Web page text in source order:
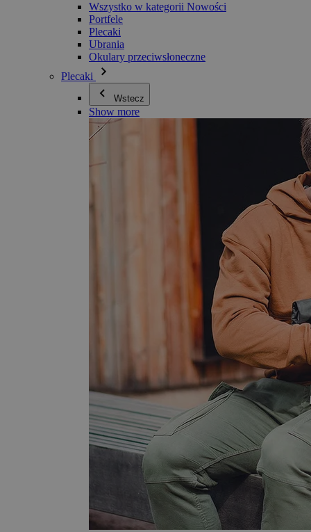
Wszystko w kategorii Nowości
Portfele
Plecaki
Ubrania
Okulary przeciwsłoneczne
Plecaki
Wstecz
Show more